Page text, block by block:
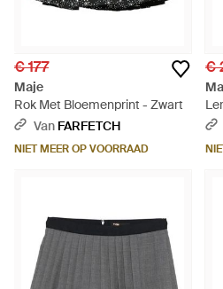
€ 177
Maje
Rok Met Bloemenprint - Zwart
Van FARFETCH
NIET MEER OP VOORRAAD
€